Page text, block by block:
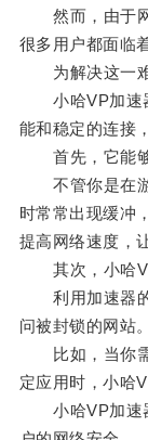
然而，由于网
很多用户都面临
为解决这一难
小哈VP加速器
能和稳定的连接
首先，它能够
不管你是在游
时常常出现缓冲
提高网络速度，
其次，小哈VP
利用加速器的
问被封锁的网站。
比如，当你需
定应用时，小哈
小哈VP加速器